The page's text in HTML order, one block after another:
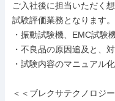
ご入社後に担当いただく
試験評価業務となります。
・振動試験機、EMC試験
・不良品の原因追及と、
・試験内容のマニュアル
＜＜ブレクサテクノロジ